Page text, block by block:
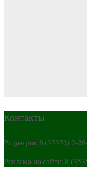
Контакты
Редакция: 8 (35352) 2-
Реклама на сайте: 8